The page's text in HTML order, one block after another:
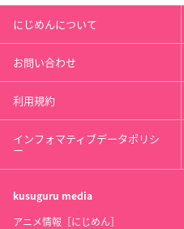
にじめんについて
お問い合わせ
利用規約
インフォマティブデータポリシ
ー
kusuguru media
アニメ情報［にじめん］